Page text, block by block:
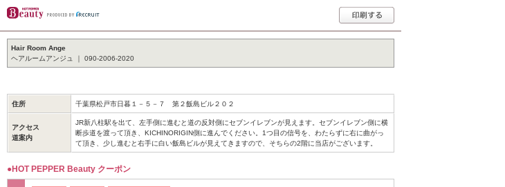
Hair Room Ange
ヘアルームアンジュ ｜ 090-2006-2020
住所 千葉県松戸市日暮１－５－７ 第２飯島ビル２０２
アクセス
道案内
JR新八柱駅を出て、左手側に進むと道の反対側にセブンイレブンが見えます。セブンイレブン側に横
断歩道を渡って頂き、KICHINORIGIN側に進んでください。1つ目の信号を、わたらずに右に曲がっ
て頂き、少し進むと右手に白い飯島ビルが見えてきますので、そちらの2階に当店がございます。
●HOT PEPPER Beauty クーポン